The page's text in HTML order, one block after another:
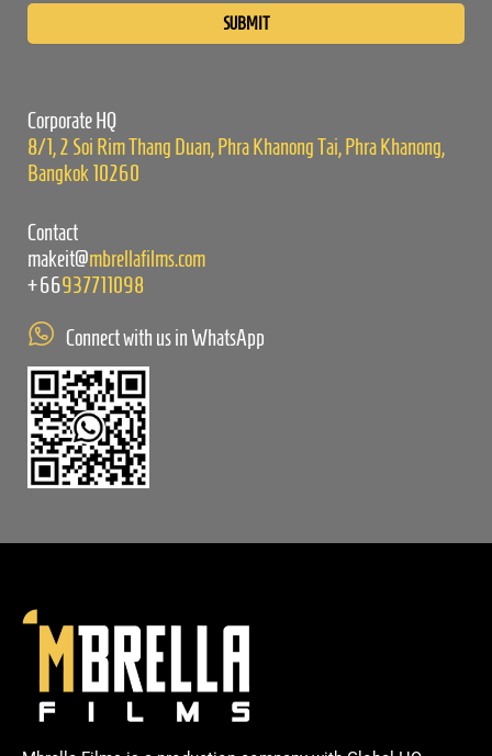
Corporate HQ
8/1, 2 Soi Rim Thang Duan, Phra Khanong Tai, Phra Khanong,
Bangkok 10260
Contact
makeit@mbrellafilms.com
+66937711098
Connect with us in WhatsApp